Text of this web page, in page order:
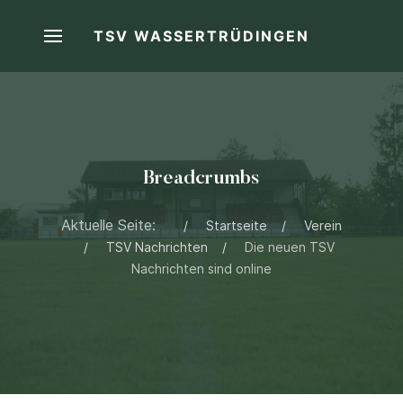
TSV WASSERTRÜDINGEN
Breadcrumbs
Aktuelle Seite: Startseite
Verein
TSV Nachrichten
Die neuen TSV
Nachrichten sind online